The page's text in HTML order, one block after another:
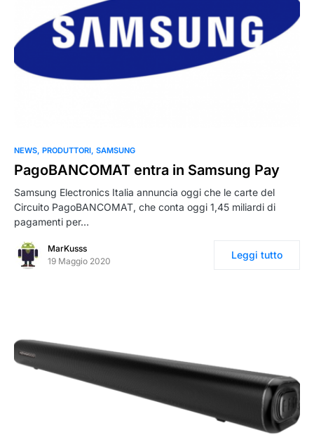
NEWS PRODUTTORI SAMSUNG
PagoBANCOMAT entra in Samsung Pay
Samsung Electronics Italia annuncia oggi che le carte del
Circuito PagoBANCOMAT, che conta oggi 1,45 miliardi di
pagamenti per…
MarKusss
19 Maggio 2020
Leggi tutto